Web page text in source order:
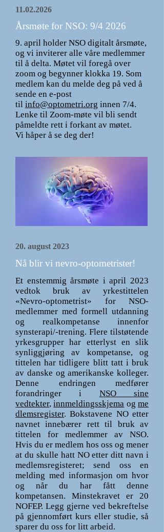
11.02.2026
Årsmøte for NSO: 9/4 2026
9. april holder NSO digitalt årsmøte,
og vi inviterer alle våre medlemmer
til å delta. Møtet vil foregå over
zoom og begynner klokka 19. Som
medlem kan du melde deg på ved å
sende en e-post
til info@optometri.org innen 7/4.
Lenke til Zoom-møte vil bli sendt
påmeldte rett i forkant av møtet.
Vi håper å se deg der!
20. august 2023
Nå blir vi nevro-optometrister!
Et enstemmig årsmøte i april 2023
vedtok bruk av yrkestittelen
«Nevro-optometrist» for NSO-
medlemmer med formell utdanning
og realkompetanse innenfor
synsterapi/-trening. Flere tilstøtende
yrkesgrupper har etterlyst en slik
synliggjøring av kompetanse, og
tittelen har tidligere blitt tatt i bruk
av danske og amerikanske kolleger.
Denne endringen medfører
forandringer i NSO sine
vedtekter,innmeldingsskjema ogme
dlemsregister. Bokstavene NO etter
navnet innebærer rett til bruk av
tittelen for medlemmer av NSO.
Hvis du er medlem hos oss og mener
at du skulle hatt NO etter ditt navn i
medlemsregisteret; send oss en
melding med informasjon om hvor
og når du har fått denne
kompetansen. Minstekravet er 20
NOFEP. Legg gjerne ved bekreftelse
på gjennomført kurs eller studie, så
sparer du oss for litt arbeid.